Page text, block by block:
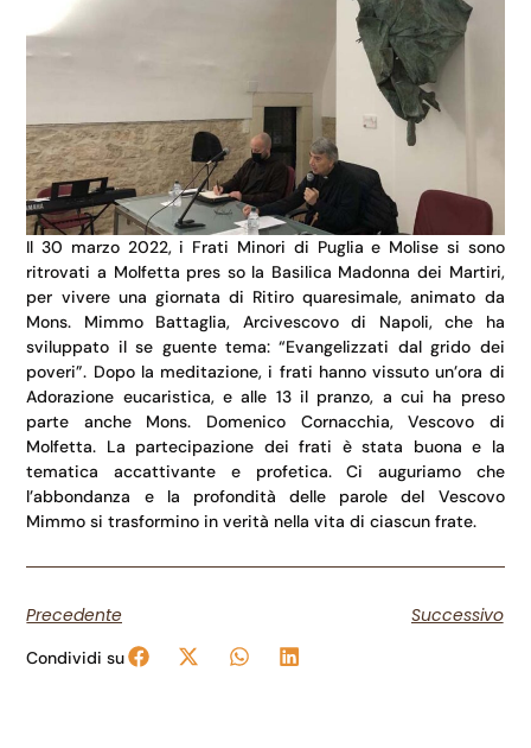
Il 30 marzo 2022, i Frati Minori di Puglia e Molise si sono
ritrovati a Molfetta pres so la Basilica Madonna dei Martiri,
per vivere una giornata di Ritiro quaresimale, animato da
Mons. Mimmo Battaglia, Arcivescovo di Napoli, che ha
sviluppato il se guente tema: “Evangelizzati dal grido dei
poveri”. Dopo la meditazione, i frati hanno vissuto un’ora di
Adorazione eucaristica, e alle 13 il pranzo, a cui ha preso
parte anche Mons. Domenico Cornacchia, Vescovo di
Molfetta. La partecipazione dei frati è stata buona e la
tematica accattivante e profetica. Ci auguriamo che
l’abbondanza e la profondità delle parole del Vescovo
Mimmo si trasformino in verità nella vita di ciascun frate.
Precedente Successivo
Condividi su